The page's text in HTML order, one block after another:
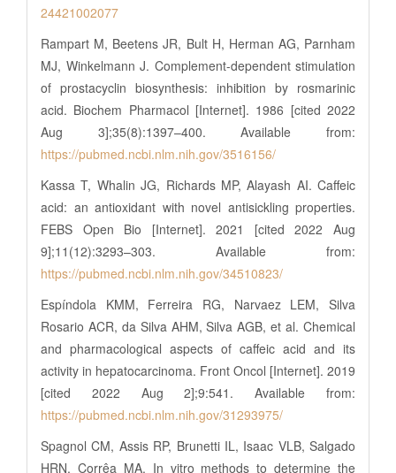
24421002077
Rampart M, Beetens JR, Bult H, Herman AG, Parnham
MJ, Winkelmann J. Complement-dependent stimulation
of prostacyclin biosynthesis: inhibition by rosmarinic
acid. Biochem Pharmacol [Internet]. 1986 [cited 2022
Aug 3];35(8):1397–400. Available from:
https://pubmed.ncbi.nlm.nih.gov/3516156/
Kassa T, Whalin JG, Richards MP, Alayash AI. Caffeic
acid: an antioxidant with novel antisickling properties.
FEBS Open Bio [Internet]. 2021 [cited 2022 Aug
9];11(12):3293–303. Available from:
https://pubmed.ncbi.nlm.nih.gov/34510823/
Espíndola KMM, Ferreira RG, Narvaez LEM, Silva
Rosario ACR, da Silva AHM, Silva AGB, et al. Chemical
and pharmacological aspects of caffeic acid and its
activity in hepatocarcinoma. Front Oncol [Internet]. 2019
[cited 2022 Aug 2];9:541. Available from:
https://pubmed.ncbi.nlm.nih.gov/31293975/
Spagnol CM, Assis RP, Brunetti IL, Isaac VLB, Salgado
HRN, Corrêa MA. In vitro methods to determine the